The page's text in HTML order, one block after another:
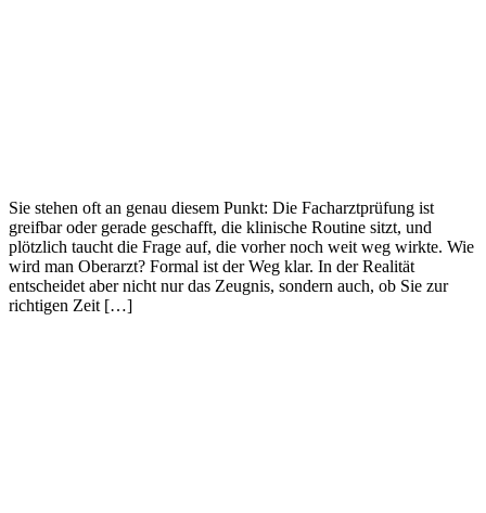
Sie stehen oft an genau diesem Punkt: Die Facharztprüfung ist
greifbar oder gerade geschafft, die klinische Routine sitzt, und
plötzlich taucht die Frage auf, die vorher noch weit weg wirkte. Wie
wird man Oberarzt? Formal ist der Weg klar. In der Realität
entscheidet aber nicht nur das Zeugnis, sondern auch, ob Sie zur
richtigen Zeit […]